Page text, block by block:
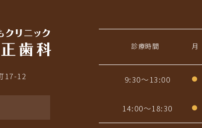
17-12
診療時間 月
9:30〜13:00 ●
14:00〜18:30 ●